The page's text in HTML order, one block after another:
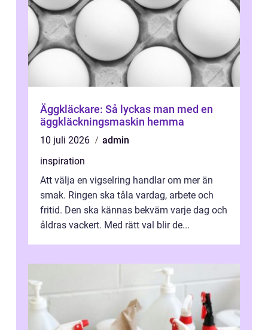
Äggkläckare: Så lyckas man med en
äggkläckningsmaskin hemma
10 juli 2026
admin
inspiration
Att välja en vigselring handlar om mer än
smak. Ringen ska tåla vardag, arbete och
fritid. Den ska kännas bekväm varje dag och
åldras vackert. Med rätt val blir de...